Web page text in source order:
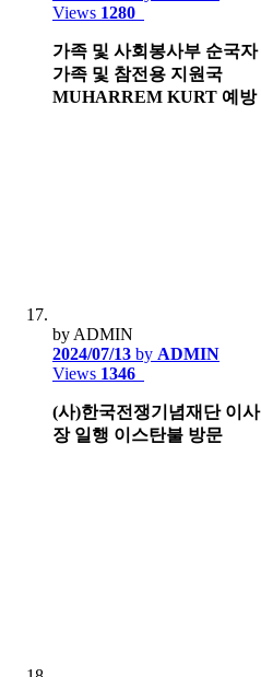
Views 1280
가족 및 사회봉사부 순국자
가족 및 참전용 지원국
MUHARREM KURT 예방
by ADMIN
2024/07/13 by ADMIN
Views 1346
(사)한국전쟁기념재단 이사
장 일행 이스탄불 방문